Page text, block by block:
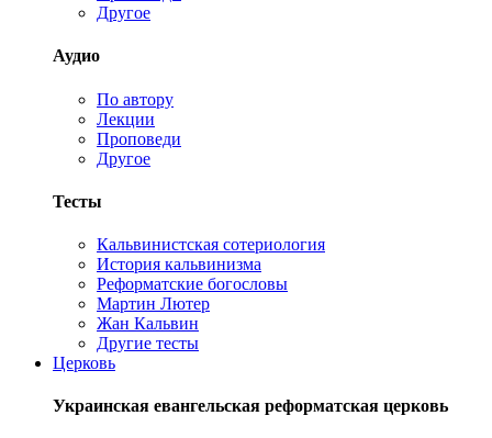
Другое
Аудио
По автору
Лекции
Проповеди
Другое
Тесты
Кальвинистская сотериология
История кальвинизма
Реформатские богословы
Мартин Лютер
Жан Кальвин
Другие тесты
Церковь
Украинская евангельская реформатская церковь